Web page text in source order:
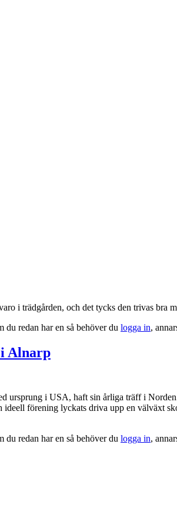
i trädgård­en, och det tycks den trivas bra
redan har en så behöver du logga in,
Alnarp
ursprung i USA, haft sin årliga träff i
förening lyckats driva upp en välväxt
redan har en så behöver du logga in,